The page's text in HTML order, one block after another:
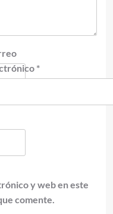
*
y web en este
comente.